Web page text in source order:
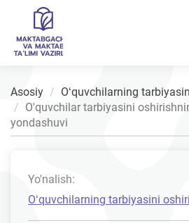
Asosiy
Oʻquvchilarning
O'quvchilar tarbiyasini
yondashuvi
Yo'nalish:
Oʻquvchilarning tarbiyasini